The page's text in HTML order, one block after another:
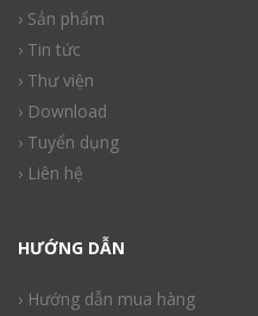
› Sản phẩm
› Tin tức
› Thư viện
› Download
› Tuyển dụng
› Liên hệ
HƯỚNG DẪN
› Hướng dẫn mua hàng